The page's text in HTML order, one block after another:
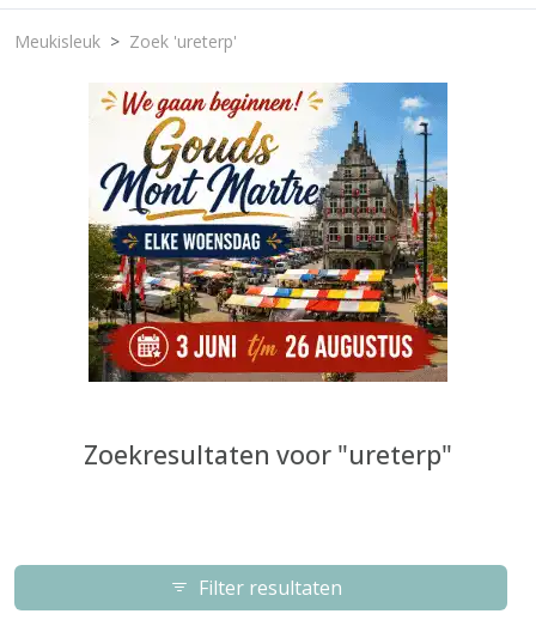
Meukisleuk Zoek 'ureterp'
Zoekresultaten voor "ureterp"
Filter resultaten